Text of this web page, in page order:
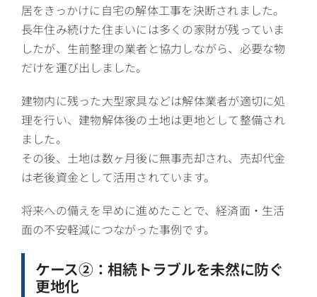
居をきっかけに自宅の解体工事を決断されました。
長年住み続けた住まいには多くの家財が残っていま
したが、生前整理の業者と協力しながら、必要な物
だけを運び出しました。
建物内に残った大型家具などは解体業者が適切に処
理を行い、建物解体後の土地は更地として整備され
ました。
その後、土地は数ヶ月後に無事売却され、売却代金
は老後資金として活用されています。
将来への備えを早めに進めたことで、経済面・生活
面の不安軽減につながった事例です。
ケース②：相続トラブルを未然に防ぐ
更地化